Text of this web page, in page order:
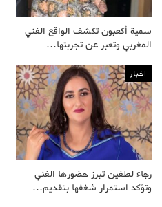
سمية أكعبون تكشف الواقع الفني
المغربي وتعبر عن تجربتها…
اخبار
رجاء لطفين تبرز حضورها الفني
وتؤكد استمرار شغفها بتقديم…